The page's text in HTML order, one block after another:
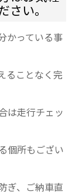
い。
かっている事
ることなく完
は走行チェッ
個所もござい
ぎ、ご納車直